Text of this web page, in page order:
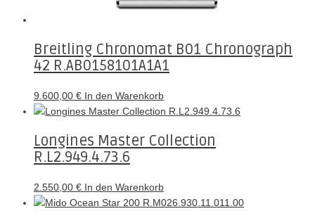
Breitling Chronomat B01 Chronograph
42 R.AB0158101A1A1
9.600,00 € In den Warenkorb
Longines Master Collection
R.L2.949.4.73.6
2.550,00 € In den Warenkorb